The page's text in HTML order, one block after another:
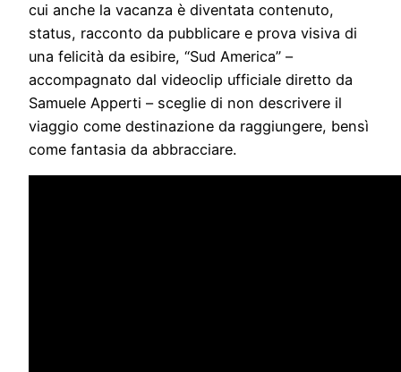
cui anche la vacanza è diventata contenuto,
status, racconto da pubblicare e prova visiva di
una felicità da esibire, “Sud America” –
accompagnato dal videoclip ufficiale diretto da
Samuele Apperti – sceglie di non descrivere il
viaggio come destinazione da raggiungere, bensì
come fantasia da abbracciare.